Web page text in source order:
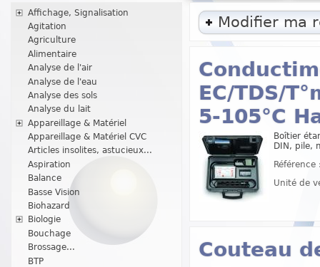
Affichage, Signalisation
Agitation
Agriculture
Alimentaire
Analyse de l'air
Analyse de l'eau
Analyse des sols
Analyse du lait
Appareillage & Matériel
Appareillage & Matériel CVC
Articles insolites, astucieux...
Aspiration
Balance
Basse Vision
Biohazard
Biologie
Bouchage
Brossage...
BTP
Modifier ma
EC/TDS/
5-105°C
Boîtier
DIN, pile,
Unité de
Couteau